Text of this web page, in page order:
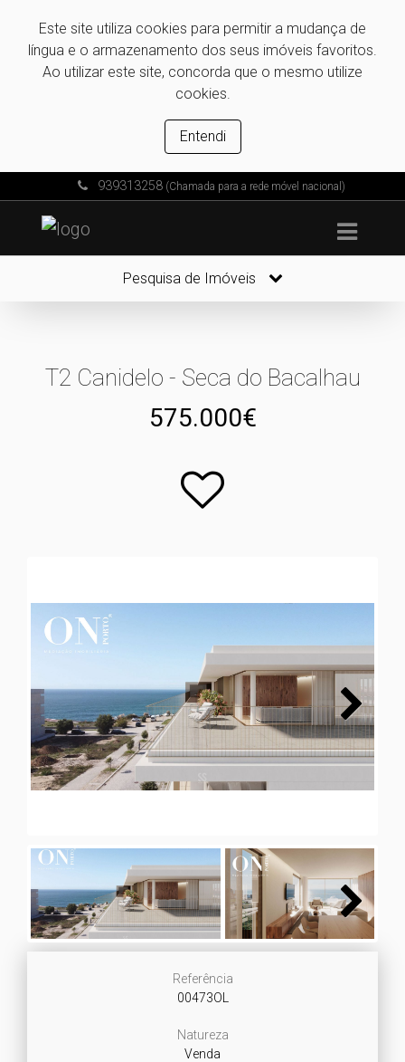
Este site utiliza cookies para permitir a mudança de
língua e o armazenamento dos seus imóveis favoritos.
Ao utilizar este site, concorda que o mesmo utilize
cookies.
Entendi
939313258 (Chamada para a rede móvel nacional)
Pesquisa de Imóveis
T2 Canidelo - Seca do Bacalhau
575.000€
Next
Next
Referência
00473OL
Natureza
Venda